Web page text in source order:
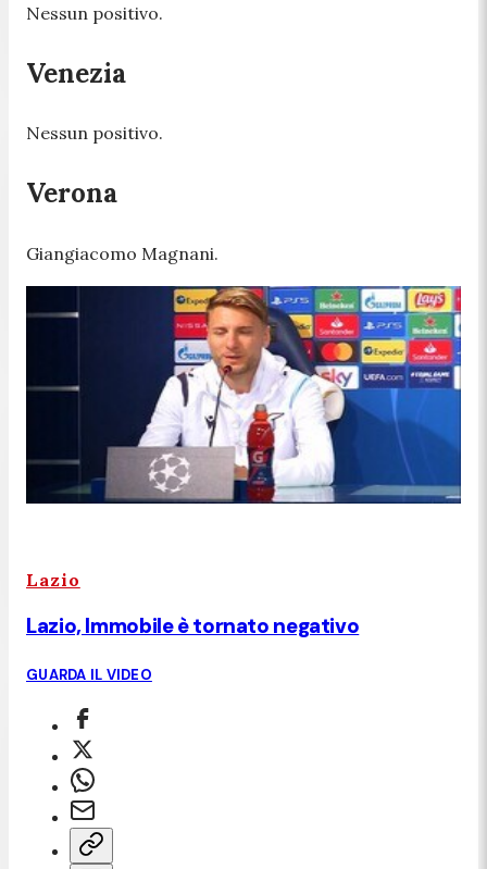
Nessun positivo.
Venezia
Nessun positivo.
Verona
Giangiacomo Magnani.
Lazio
Lazio, Immobile è tornato negativo
GUARDA IL VIDEO